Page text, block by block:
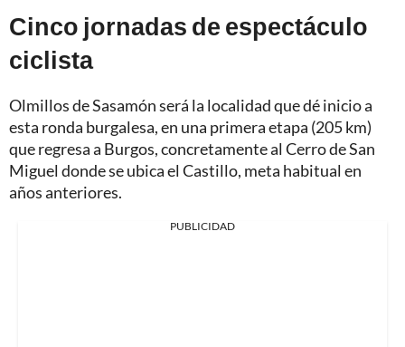
Cinco jornadas de espectáculo
ciclista
Olmillos de Sasamón será la localidad que dé inicio a
esta ronda burgalesa, en una primera etapa (205 km)
que regresa a Burgos, concretamente al Cerro de San
Miguel donde se ubica el Castillo, meta habitual en
años anteriores.
PUBLICIDAD